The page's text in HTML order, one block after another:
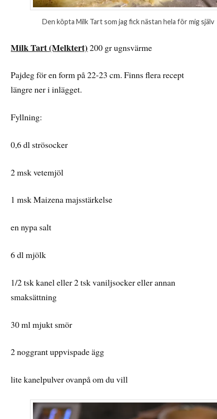
Den köpta Milk Tart som jag fick nästan hela för mig själv
Milk Tart (Melktert) 200 gr ugnsvärme
Pajdeg för en form på 22-23 cm. Finns flera recept
längre ner i inlägget.
Fyllning:
0,6 dl strösocker
2 msk vetemjöl
1 msk Maizena majsstärkelse
en nypa salt
6 dl mjölk
1/2 tsk kanel eller 2 tsk vaniljsocker eller annan
smaksättning
30 ml mjukt smör
2 noggrant uppvispade ägg
lite kanelpulver ovanpå om du vill